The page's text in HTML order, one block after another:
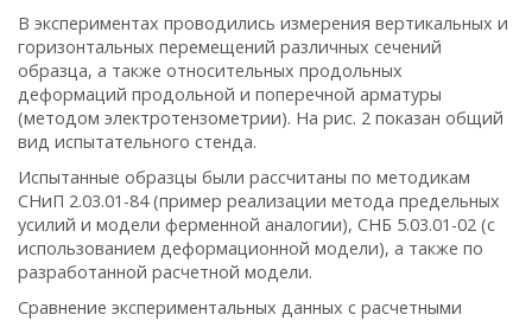
В экспериментах проводились измерения вертикальных и
горизонтальных перемещений различных сечений
образца, а также относительных продольных
деформаций продольной и поперечной арматуры
(методом электротензометрии). На рис. 2 показан общий
вид испытательного стенда.
Испытанные образцы были рассчитаны по методикам
СНиП 2.03.01-84 (пример реализации метода предельных
усилий и модели ферменной аналогии), СНБ 5.03.01-02 (с
использованием деформационной модели), а также по
разработанной расчетной модели.
Сравнение экспериментальных данных с расчетными